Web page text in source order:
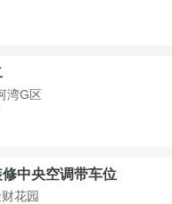
湾G区
中央空调带车位
花园